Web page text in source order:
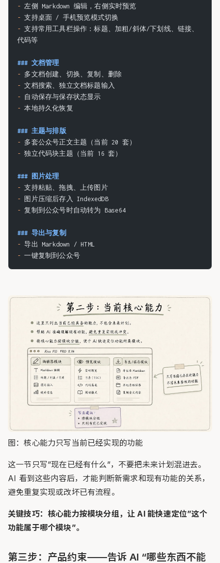
- 左侧 Markdown 编辑，右侧实时预览
- 支持桌面 / 手机预览模式切换
- 支持常用工具栏操作：标题、加粗/斜体/下划线、链接、
代码等
### 文档管理
- 多文档创建、切换、复制、删除
- 文档搜索、独立文档标题输入
- 自动保存与保存状态显示
- 本地持久化恢复
### 主题与排版
- 多套公众号正文主题（当前 20 套）
- 独立代码块主题（当前 16 套）
### 图片处理
- 支持粘贴、拖拽、上传图片
- 图片压缩后存入 IndexedDB
- 复制到公众号时自动转为 Base64
### 导出与复制
- 导出 Markdown / HTML
- 一键复制到公众号
图：核心能力只写当前已经实现的功能
这一节只写”现在已经有什么”，不要把未来计划混进去。
AI 看到这些内容后，才能判断新需求和现有功能的关系，
避免重复实现或改坏已有流程。
关键技巧：核心能力按模块分组，让 AI 能快速定位”这个
功能属于哪个模块”。
第三步：产品约束——告诉 AI “哪些东西不能